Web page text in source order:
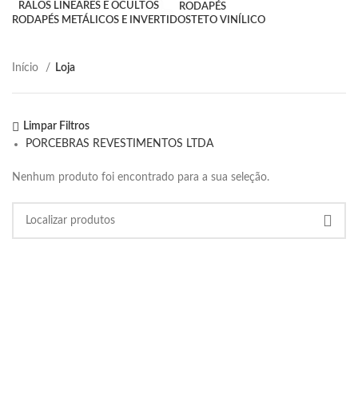
RALOS LINEARES E OCULTOS
RODAPÉS
RODAPÉS METÁLICOS E INVERTIDOS TETO VINÍLICO
Início Loja
Limpar Filtros
PORCEBRAS REVESTIMENTOS LTDA
Nenhum produto foi encontrado para a sua seleção.